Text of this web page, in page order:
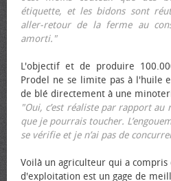
étiquette, et les bidons sont
aller-retour de la ferme au
amorti."
L'objectif et de produire
Prodel ne se limite pas à l'huile
de blé directement à une
"Oui, c’est réaliste par rapport
que je pourrais toucher.
se vérifie et je n’ai pas de
Voilà un agriculteur qui a
d'exploitation est un gage de